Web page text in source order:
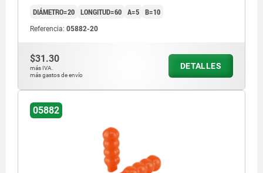
DIÁMETRO=20 LONGITUD=60 A=5 B=10
Referencia: 05882-20
$31.30
más IVA.
más gastos de envío
DETALLES
05882